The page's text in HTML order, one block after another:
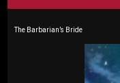
The Barbarian’s Bride